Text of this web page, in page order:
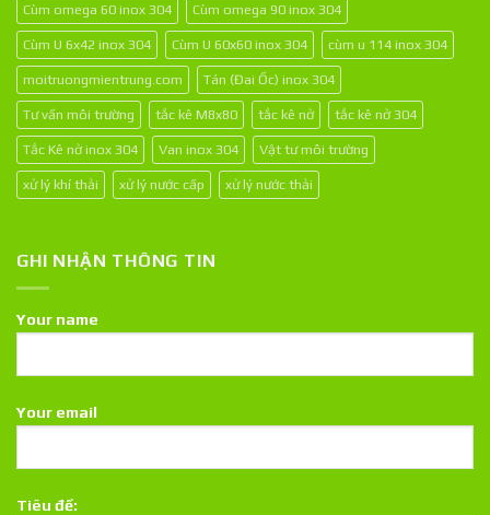
Cùm omega 60 inox 304 Cùm omega 90 inox 304
Cùm U 6x42 inox 304 Cùm U 60x60 inox 304 cùm u 114 inox 304
moitruongmientrung.com Tán (Đai Ốc) inox 304
Tư vấn môi trường tắc kê M8x80 tắc kê nở tắc kê nở 304
Tắc Kê nở inox 304 Van inox 304 Vật tư môi trường
xử lý khí thải xử lý nước cấp xử lý nước thải
GHI NHẬN THÔNG TIN
Your name
Your email
Tiêu đề: